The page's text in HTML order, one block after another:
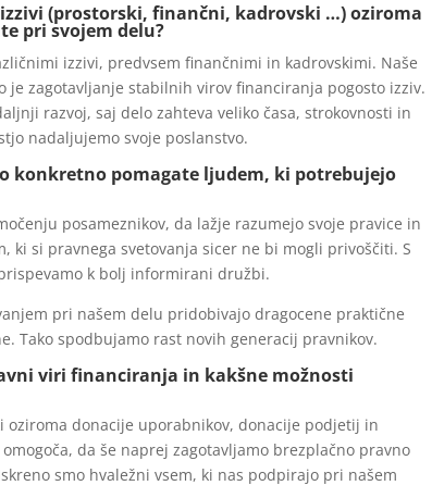
(prostorski, finančni, kadrovski …) oziroma
pri svojem delu?
izzivi, predvsem finančnimi in kadrovskimi. Naše
zagotavljanje stabilnih virov financiranja pogosto izziv.
razvoj, saj delo zahteva veliko časa, strokovnosti in
nadaljujemo svoje poslanstvo.
konkretno pomagate ljudem, ki potrebujejo
posameznikov, da lažje razumejo svoje pravice in
ki si pravnega svetovanja sicer ne bi mogli privoščiti. S
k bolj informirani družbi.
pri našem delu pridobivajo dragocene praktične
Tako spodbujamo rast novih generacij pravnikov.
viri financiranja in kakšne možnosti
oziroma donacije uporabnikov, donacije podjetij in
da še naprej zagotavljamo brezplačno pravno
smo hvaležni vsem, ki nas podpirajo pri našem